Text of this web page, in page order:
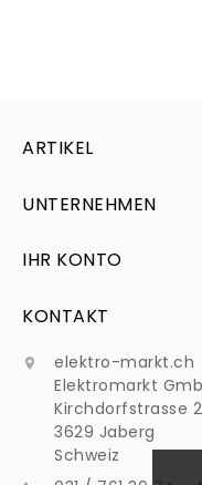
ARTIKEL
UNTERNEHMEN
IHR KONTO
KONTAKT

elektro-markt.ch
Elektromarkt
Kirchdorfstrasse
3629 Jaberg
Schweiz